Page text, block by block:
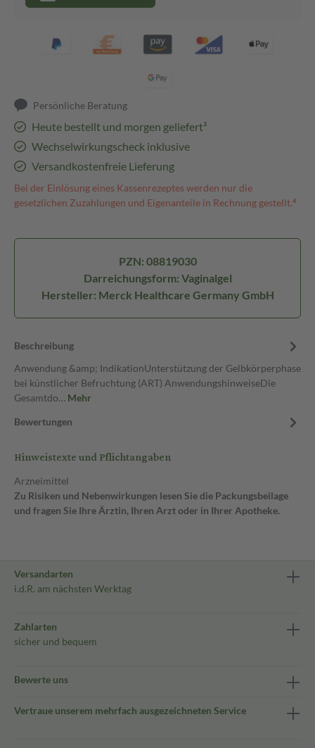
Persönliche Beratung
Heute bestellt und morgen geliefert³
Wechselwirkungscheck inklusive
Versandkostenfreie Lieferung
Bei der Einlösung eines Kassenrezeptes werden nur die
gesetzlichen Zuzahlungen und Eigenanteile in Rechnung gestellt.⁴
PZN: 08819030
Darreichungsform: Vaginalgel
Hersteller: Merck Healthcare Germany GmbH
Beschreibung
Anwendung &amp; IndikationUnterstützung der Gelbkörperphase
bei künstlicher Befruchtung (ART) AnwendungshinweiseDie
Gesamtdo… Mehr
Bewertungen
Hinweistexte und Pflichtangaben
Arzneimittel
Zu Risiken und Nebenwirkungen lesen Sie die Packungsbeilage
und fragen Sie Ihre Ärztin, Ihren Arzt oder in Ihrer Apotheke.
Versandarten
i.d.R. am nächsten Werktag
Zahlarten
sicher und bequem
Bewerte uns
Vertraue unserem mehrfach ausgezeichneten Service